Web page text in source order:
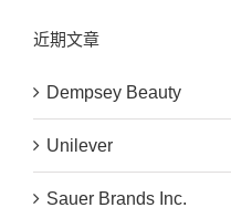
近期文章
Dempsey Beauty
Unilever
Sauer Brands Inc.